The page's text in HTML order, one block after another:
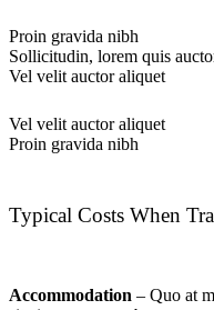
Proin gravida nibh
Sollicitudin, lorem quis
Vel velit auctor aliquet
Vel velit auctor aliquet
Proin gravida nibh
Typical Costs When
Accommodation – Quo at